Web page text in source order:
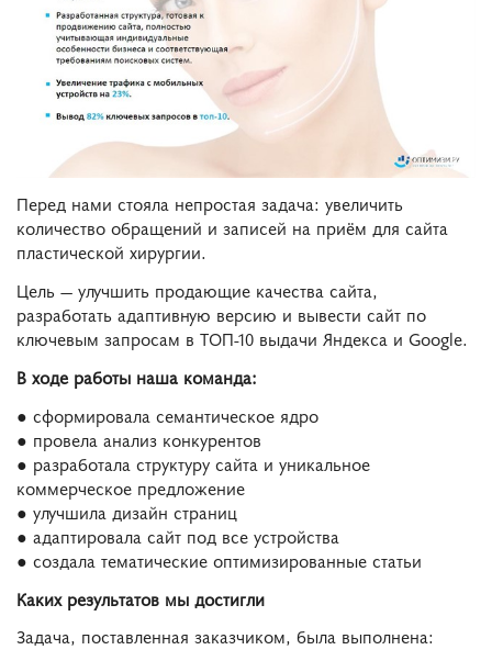
Перед нами стояла непростая задача: увеличить
количество обращений и записей на приём для сайта
пластической хирургии.
Цель — улучшить продающие качества сайта,
разработать адаптивную версию и вывести сайт по
ключевым запросам в ТОП-10 выдачи Яндекса и Google.
В ходе работы наша команда:
● сформировала семантическое ядро
● провела анализ конкурентов
● разработала структуру сайта и уникальное
коммерческое предложение
● улучшила дизайн страниц
● адаптировала сайт под все устройства
● создала тематические оптимизированные статьи
Каких результатов мы достигли
Задача, поставленная заказчиком, была выполнена: